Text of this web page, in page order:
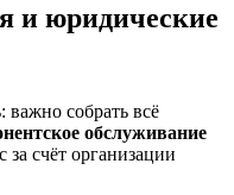
и юридические
важно собрать всё
обслуживание
за счёт организации